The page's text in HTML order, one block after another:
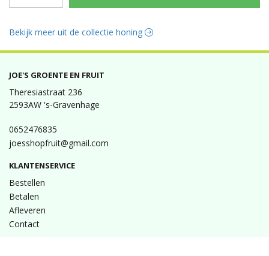
Bekijk meer uit de collectie honing
JOE'S GROENTE EN FRUIT
Theresiastraat 236
2593AW 's-Gravenhage
0652476835
joesshopfruit@gmail.com
KLANTENSERVICE
Bestellen
Betalen
Afleveren
Contact